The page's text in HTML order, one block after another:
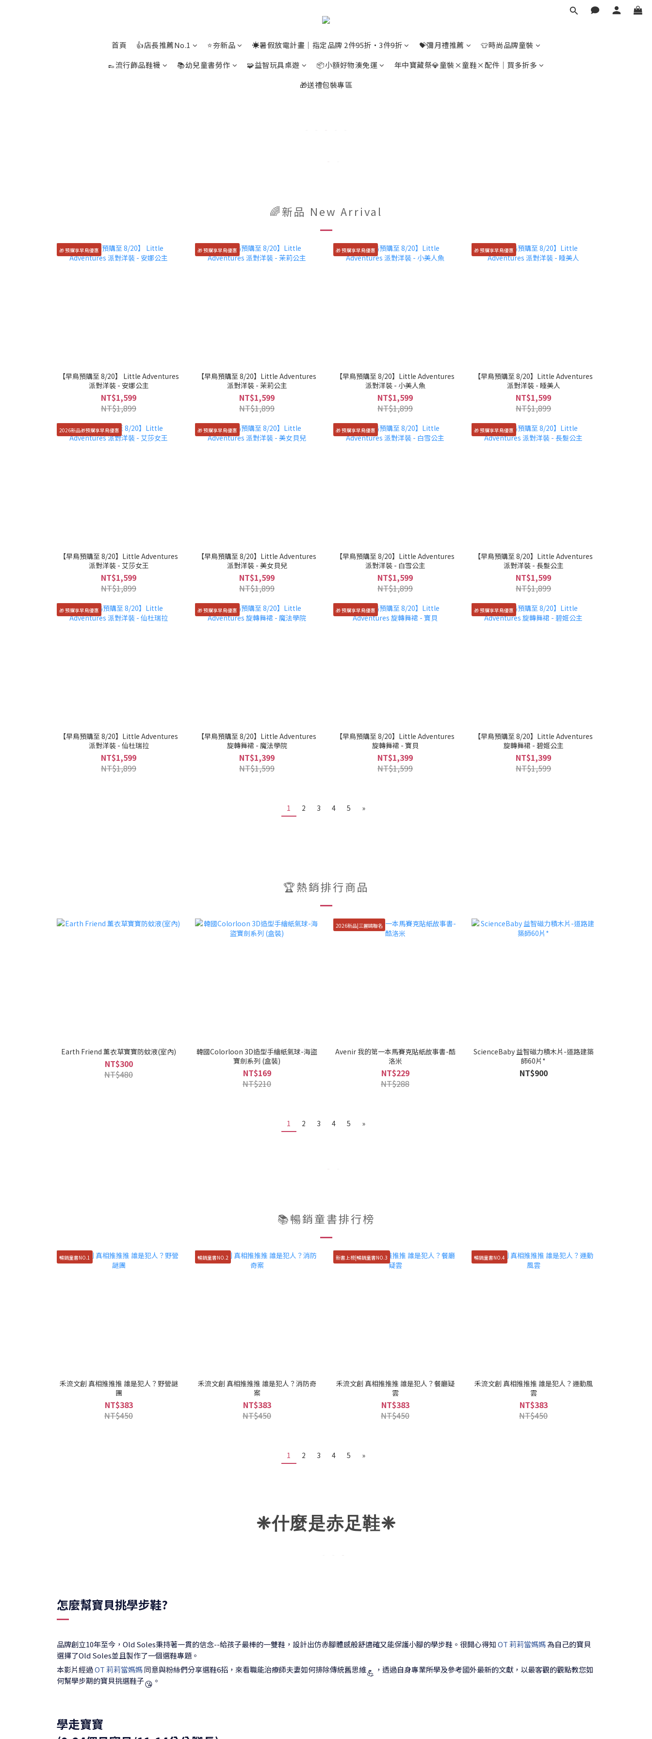
首頁 👍店長推薦No.1 ⭐夯新品 ☀️暑假放電計畫｜指定品牌 2件95折・3件9折 💝彌月禮推薦
👕時尚品牌童裝
👞流行飾品鞋襪
📚幼兒童書勞作 🧩益智玩具桌遊 📦小額好物湊免運
年中寶藏祭💎童裝×童鞋×配件｜買多折多
🎁送禮包裝專區
🌈新品 New Arrival
🎁 預購享早鳥優惠
【早鳥預購至 8/20】 Little Adventures
派對洋裝 - 安娜公主
NT$1,599
NT$1,899
🎁 預購享早鳥優惠
【早鳥預購至 8/20】Little Adventures
派對洋裝 - 茉莉公主
NT$1,599
NT$1,899
🎁 預購享早鳥優惠
【早鳥預購至 8/20】Little Adventures
派對洋裝 - 小美人魚
NT$1,599
NT$1,899
🎁 預購享早鳥優惠
【早鳥預購至 8/20】Little Adventures
派對洋裝 - 睡美人
NT$1,599
NT$1,899
2026新品🎁預購享早鳥優惠
【早鳥預購至 8/20】Little Adventures
派對洋裝 - 艾莎女王
NT$1,599
NT$1,899
🎁 預購享早鳥優惠
【早鳥預購至 8/20】Little Adventures
派對洋裝 - 美女貝兒
NT$1,599
NT$1,899
🎁 預購享早鳥優惠
【早鳥預購至 8/20】Little Adventures
派對洋裝 - 白雪公主
NT$1,599
NT$1,899
🎁 預購享早鳥優惠
【早鳥預購至 8/20】Little Adventures
派對洋裝 - 長髮公主
NT$1,599
NT$1,899
🎁 預購享早鳥優惠
【早鳥預購至 8/20】Little Adventures
派對洋裝 - 仙杜瑞拉
NT$1,599
NT$1,899
🎁 預購享早鳥優惠
【早鳥預購至 8/20】Little Adventures
旋轉舞裙 - 魔法學院
NT$1,399
NT$1,599
🎁 預購享早鳥優惠
【早鳥預購至 8/20】Little Adventures
旋轉舞裙 - 寶貝
NT$1,399
NT$1,599
🎁 預購享早鳥優惠
【早鳥預購至 8/20】Little Adventures
旋轉舞裙 - 碧姬公主
NT$1,399
NT$1,599
1 2 3 4 5 »
🏆熱銷排行商品
Earth Friend 薰衣草寶寶防蚊液(室內)
NT$300
NT$480
韓國Colorloon 3D造型手繪紙氣球-海盜
寶劍系列 (盒裝)
NT$169
NT$210
2026新品|三麗鷗聯名
Avenir 我的第一本馬賽克貼紙故事書-酷
洛米
NT$229
NT$288
ScienceBaby 益智磁力積木片-道路建築
師60片*
NT$900
1 2 3 4 5 »
📚暢銷童書排行榜
暢銷童書NO.1
禾流文創 真相推推推 誰是犯人？野營謎
團
NT$383
NT$450
暢銷童書NO.2
禾流文創 真相推推推 誰是犯人？消防奇
案
NT$383
NT$450
新書上榜|暢銷童書NO.3
禾流文創 真相推推推 誰是犯人？餐廳疑
雲
NT$383
NT$450
暢銷童書NO.4
禾流文創 真相推推推 誰是犯人？運動風
雲
NT$383
NT$450
1 2 3 4 5 »
❈什麼是赤足鞋❈
怎麼幫寶貝挑學步鞋?
品牌創立10年至今，Old Soles秉持著一貫的信念--給孩子最棒的一雙鞋，設計出仿赤腳體感般舒適確又能保護小腳的學步鞋。很開心得知OT 莉莉當媽媽為自己的寶貝
選擇了Old Soles並且製作了一個選鞋專題。
本影片經過OT 莉莉當媽媽同意與粉絲們分享選鞋6招，來看職能治療師夫妻如何排除傳統舊思維💪 ，透過自身專業所學及參考國外最新的文獻，以最客觀的觀點教您如
何幫學步期的寶貝挑選鞋子😘 。
學走寶寶